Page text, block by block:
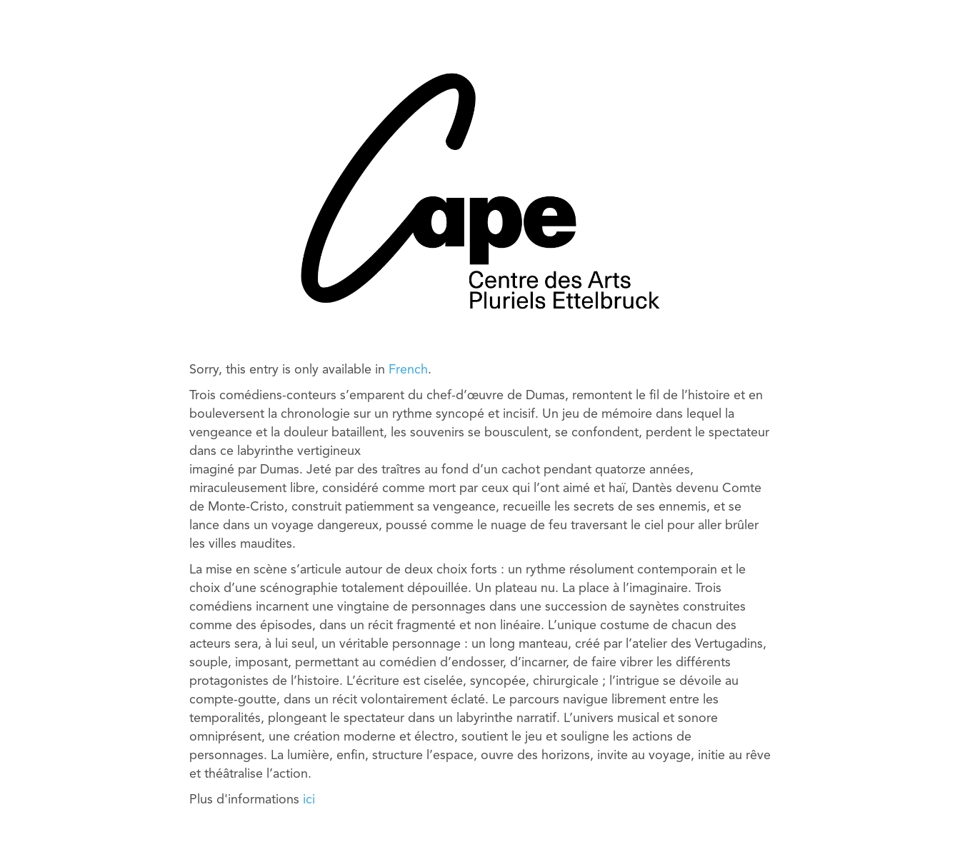
Sorry, this entry is only available in French.
Trois comédiens-conteurs s’emparent du chef-d’œuvre de Dumas, remontent le fil de l’histoire et en
bouleversent la chronologie sur un rythme syncopé et incisif. Un jeu de mémoire dans lequel la
vengeance et la douleur bataillent, les souvenirs se bousculent, se confondent, perdent le spectateur
dans ce labyrinthe vertigineux
imaginé par Dumas. Jeté par des traîtres au fond d’un cachot pendant quatorze années,
miraculeusement libre, considéré comme mort par ceux qui l’ont aimé et haï, Dantès devenu Comte
de Monte-Cristo, construit patiemment sa vengeance, recueille les secrets de ses ennemis, et se
lance dans un voyage dangereux, poussé comme le nuage de feu traversant le ciel pour aller brûler
les villes maudites.
La mise en scène s’articule autour de deux choix forts : un rythme résolument contemporain et le
choix d’une scénographie totalement dépouillée. Un plateau nu. La place à l’imaginaire. Trois
comédiens incarnent une vingtaine de personnages dans une succession de saynètes construites
comme des épisodes, dans un récit fragmenté et non linéaire. L’unique costume de chacun des
acteurs sera, à lui seul, un véritable personnage : un long manteau, créé par l’atelier des Vertugadins,
souple, imposant, permettant au comédien d’endosser, d’incarner, de faire vibrer les différents
protagonistes de l’histoire. L’écriture est ciselée, syncopée, chirurgicale ; l’intrigue se dévoile au
compte-goutte, dans un récit volontairement éclaté. Le parcours navigue librement entre les
temporalités, plongeant le spectateur dans un labyrinthe narratif. L’univers musical et sonore
omniprésent, une création moderne et électro, soutient le jeu et souligne les actions de
personnages. La lumière, enfin, structure l’espace, ouvre des horizons, invite au voyage, initie au rêve
et théâtralise l’action.
Plus d'informations ici